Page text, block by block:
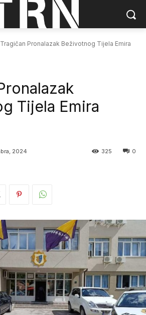
Tragičan Pronalazak Beživotnog Tijela Emira
Tijela Emira
2024 0
325